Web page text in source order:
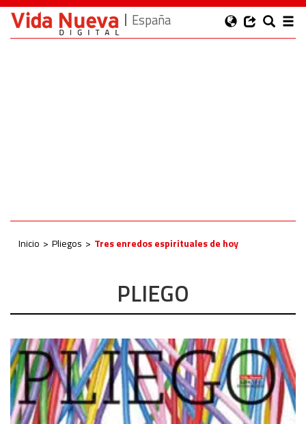
España
Inicio Pliegos Tres enredos espirituales de hoy
PLIEGO